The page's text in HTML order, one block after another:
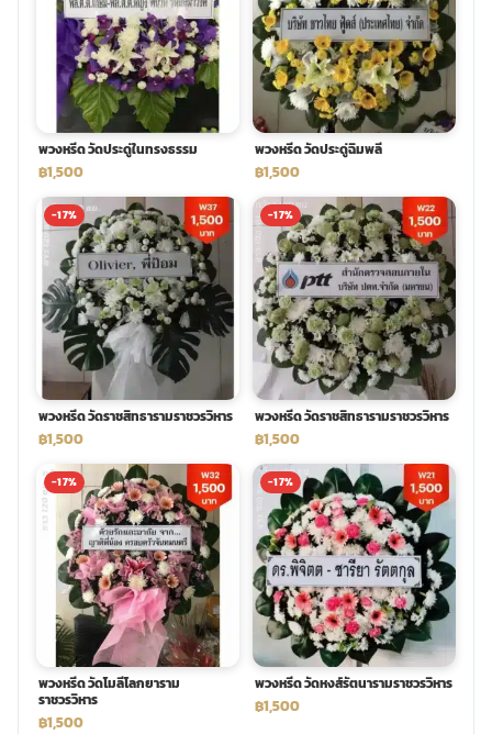
จัดดอกไม้งานศพ ราคา
ดอกไม้งานศพ ส่งฟรี
ดอกไม้งานศพ ออนไลน์
พวงดอกไม้งานศพ
tpdecorate ปูพื้น
พวงหรีด ปากคลองตลาด ราคา
พวงหรีด ส่งด่วน วันนี้
พวงหรีด วัดประดู่ในทรงธรรม
฿1,500
พวงหรีด วัดประดู่ฉิมพลี
฿1,500
-17%
พวงหรีด วัดราชสิทธารามราชวรวิหาร
฿1,500
-17%
พวงหรีด วัดราชสิทธารามราชวรวิหาร
฿1,500
-17%
พวงหรีด วัดโมลีโลกยาราม
ราชวรวิหาร
฿1,500
-17%
พวงหรีด วัดหงส์รัตนารามราชวรวิหาร
฿1,500